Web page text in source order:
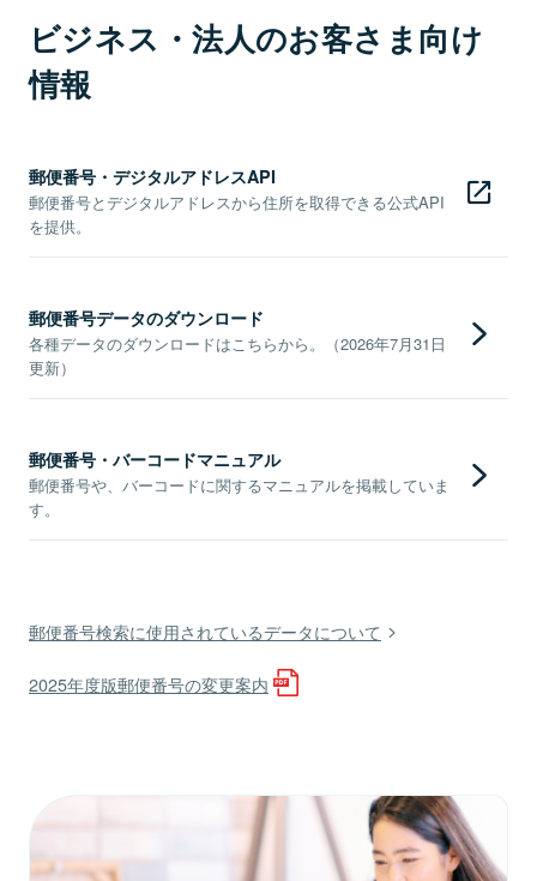
ビジネス・法人のお客さま向け
情報
郵便番号・デジタルアドレスAPI
郵便番号とデジタルアドレスから住所を取得できる公式API
を提供。
郵便番号データのダウンロード
各種データのダウンロードはこちらから。（2026年7月31日
更新）
郵便番号・バーコードマニュアル
郵便番号や、バーコードに関するマニュアルを掲載していま
す。
郵便番号検索に使用されているデータについて
2025年度版郵便番号の変更案内